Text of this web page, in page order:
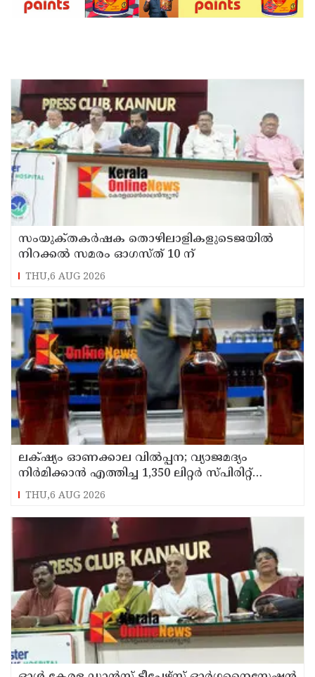
സംയുക്‌തകർഷക തൊഴിലാളികളുടെജയിൽ
നിറക്കൽ സമരം ഓഗസ്ത് 10 ന്
THU,6 AUG 2026
ലക്‌ഷ്യം ഓണക്കാല വിൽപ്പന; വ്യാജമദ്യം
നിർമിക്കാൻ എത്തിച്ച 1,350 ലിറ്റർ സ്പിരിറ്റ്
പിടികൂടി; രണ്ട് പേർ അറസ്റ്റിൽ
THU,6 AUG 2026